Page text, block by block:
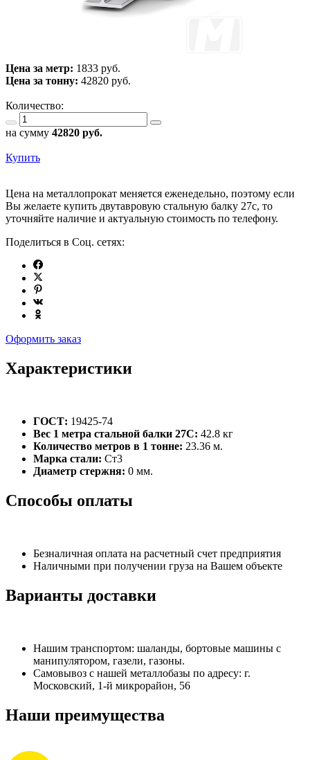
Цена за метр: 1833 руб.
Цена за тонну: 42820 руб.
Количество:
на сумму 42820 руб.
Купить
Цена на металлопрокат меняется еженедельно, поэтому если
Вы желаете купить двутавровую стальную балку 27с, то
уточняйте наличие и актуальную стоимость по телефону.
Поделиться в Соц. сетях:
Оформить заказ
Характеристики
ГОСТ: 19425-74
Вес 1 метра стальной балки 27С: 42.8 кг
Количество метров в 1 тонне: 23.36 м.
Марка стали: Ст3
Диаметр стержня: 0 мм.
Способы оплаты
Безналичная оплата на расчетный счет предприятия
Наличными при получении груза на Вашем объекте
Варианты доставки
Нашим транспортом: шаланды, бортовые машины с
манипулятором, газели, газоны.
Самовывоз с нашей металлобазы по адресу: г.
Московский, 1-й микрорайон, 56
Наши преимущества